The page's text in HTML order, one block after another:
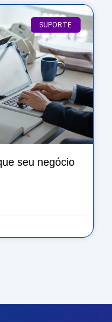
SUPORTE
seu negócio